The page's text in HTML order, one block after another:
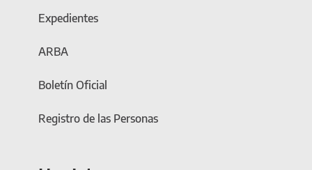
Expedientes
ARBA
Boletín Oficial
Registro de las Personas